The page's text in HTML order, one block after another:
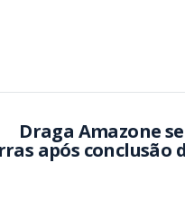
Draga Amazone
após conclusão